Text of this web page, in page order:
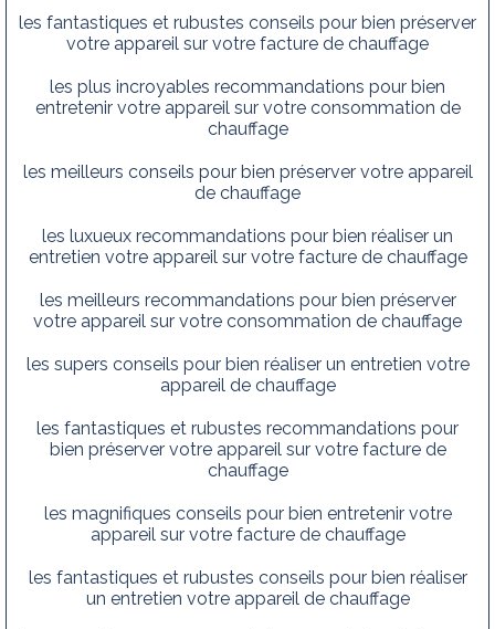
les fantastiques et rubustes conseils pour bien préserver
votre appareil sur votre facture de chauffage
les plus incroyables recommandations pour bien
entretenir votre appareil sur votre consommation de
chauffage
les meilleurs conseils pour bien préserver votre appareil
de chauffage
les luxueux recommandations pour bien réaliser un
entretien votre appareil sur votre facture de chauffage
les meilleurs recommandations pour bien préserver
votre appareil sur votre consommation de chauffage
les supers conseils pour bien réaliser un entretien votre
appareil de chauffage
les fantastiques et rubustes recommandations pour
bien préserver votre appareil sur votre facture de
chauffage
les magnifiques conseils pour bien entretenir votre
appareil sur votre facture de chauffage
les fantastiques et rubustes conseils pour bien réaliser
un entretien votre appareil de chauffage